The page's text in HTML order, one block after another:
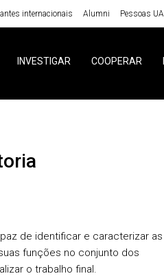
internacionais Alumni Pessoas UA
INVESTIGAR COOPERAR
de identificar e caracterizar as
funções no conjunto dos
o trabalho final.